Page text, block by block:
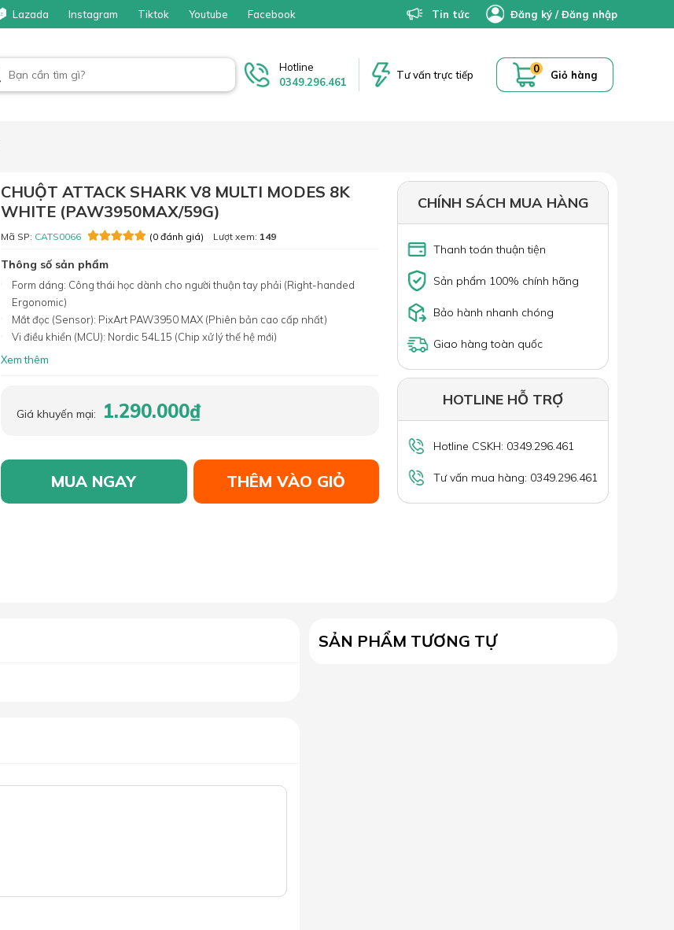
Lazada Instagram Tiktok Youtube Facebook Tin tức Đăng ký /Đăng nhập
Hotline
0349.296.461
Tư vấn trực tiếp 0 Giỏ hàng
CHUỘT ATTACK SHARK V8 MULTI MODES 8K
WHITE (PAW3950MAX/59G)
Mã SP: CATS0066 (0 đánh giá) Lượt xem: 149
Thông số sản phẩm
Form dáng: Công thái học dành cho người thuận tay phải (Right-handed
Ergonomic)
Mắt đọc (Sensor): PixArt PAW3950 MAX (Phiên bản cao cấp nhất)
Vi điều khiển (MCU): Nordic 54L15 (Chip xử lý thế hệ mới)
Xem thêm
Giá khuyến mại: 1.290.000₫
MUA NGAY THÊM VÀO GIỎ
CHÍNH SÁCH MUA HÀNG
Thanh toán thuận tiện
Sản phẩm 100% chính hãng
Bảo hành nhanh chóng
Giao hàng toàn quốc
HOTLINE HỖ TRỢ
Hotline CSKH: 0349.296.461
Tư vấn mua hàng: 0349.296.461
SẢN PHẨM TƯƠNG TỰ